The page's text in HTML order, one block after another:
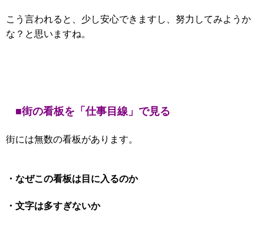
こう言われると、少し安心できますし、努力してみようか
な？と思いますね。
■街の看板を「仕事目線」で見る
街には無数の看板があります。
・なぜこの看板は目に入るのか
・文字は多すぎないか